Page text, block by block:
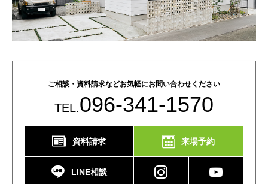
ご相談・資料請求などお気軽にお問い合わせください
TEL.096-341-1570
資料請求 来場予約
LINE相談